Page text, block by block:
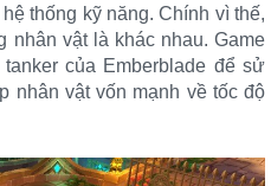
thống kỹ năng. Chính vì thế,
nhân vật là khác nhau. Game
của Emberblade để sử
nhân vật vốn mạnh về tốc độ